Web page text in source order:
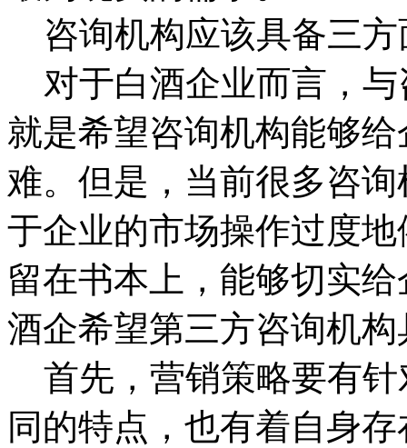
咨询机构应该具备三方
对于白酒企业而言，与
就是希望咨询机构能够
难。但是，当前很多咨
于企业的市场操作过度
留在书本上，能够切实
酒企希望第三方咨询机
首先，营销策略要有针
同的特点，也有着自身